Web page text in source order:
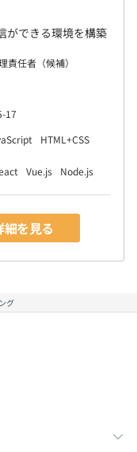
ができる環境を構築
責任者（候補）
17
HTML+CSS
Vue.js Node.js
細を見る
グ